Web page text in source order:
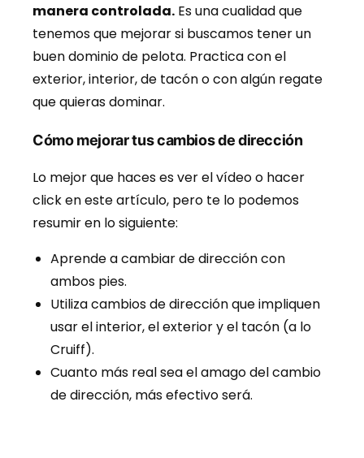
manera controlada. Es una cualidad que
tenemos que mejorar si buscamos tener un
buen dominio de pelota. Practica con el
exterior, interior, de tacón o con algún regate
que quieras dominar.
Cómo mejorar tus cambios de dirección
Lo mejor que haces es ver el vídeo o hacer
click en este artículo, pero te lo podemos
resumir en lo siguiente:
Aprende a cambiar de dirección con
ambos pies.
Utiliza cambios de dirección que impliquen
usar el interior, el exterior y el tacón (a lo
Cruiff).
Cuanto más real sea el amago del cambio
de dirección, más efectivo será.